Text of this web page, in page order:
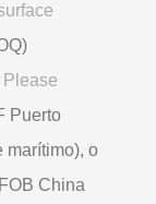
Please
Puerto
marítimo), o
China